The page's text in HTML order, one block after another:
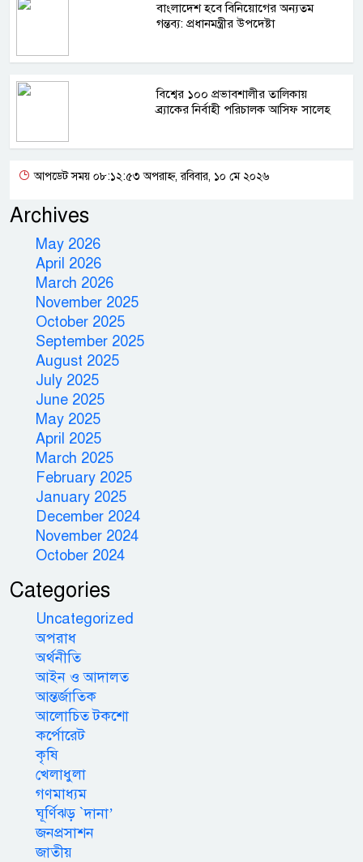
বাংলাদেশ হবে বিনিয়োগের অন্যতম
গন্তব্য: প্রধানমন্ত্রীর উপদেষ্টা
বিশ্বের ১০০ প্রভাবশালীর তালিকায়
ব্র্যাকের নির্বাহী পরিচালক আসিফ সালেহ
আপডেট সময় ০৮:১২:৫৩ অপরাহ্ন, রবিবার, ১০ মে ২০২৬
Archives
May 2026
April 2026
March 2026
November 2025
October 2025
September 2025
August 2025
July 2025
June 2025
May 2025
April 2025
March 2025
February 2025
January 2025
December 2024
November 2024
October 2024
Categories
Uncategorized
অপরাধ
অর্থনীতি
আইন ও আদালত
আন্তর্জাতিক
আলোচিত টকশো
কর্পোরেট
কৃষি
খেলাধুলা
গণমাধ্যম
ঘূর্ণিঝড় `দানা’
জনপ্রসাশন
জাতীয়